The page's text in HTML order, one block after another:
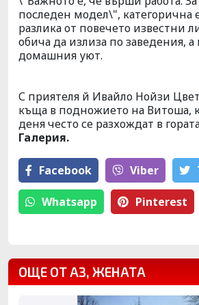
последен модел\", категорична
разлика от повечето известни
обича да излиза по заведения,
домашния уют.
С приятеля й Ивайло Нойзи
къща в подножието на Витоша,
деня често се разхождат в
Галерия.
Facebook Viber
Whatsapp Pinterest
ОЩЕ ОТ АЗ, ЖЕНАТА